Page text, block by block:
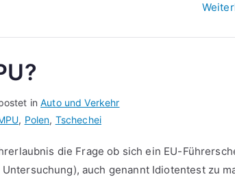
inAuto und Verkehr
, Polen, Tschechei
die Frage ob sich ein EU-
auch genannt Idiotentest zu